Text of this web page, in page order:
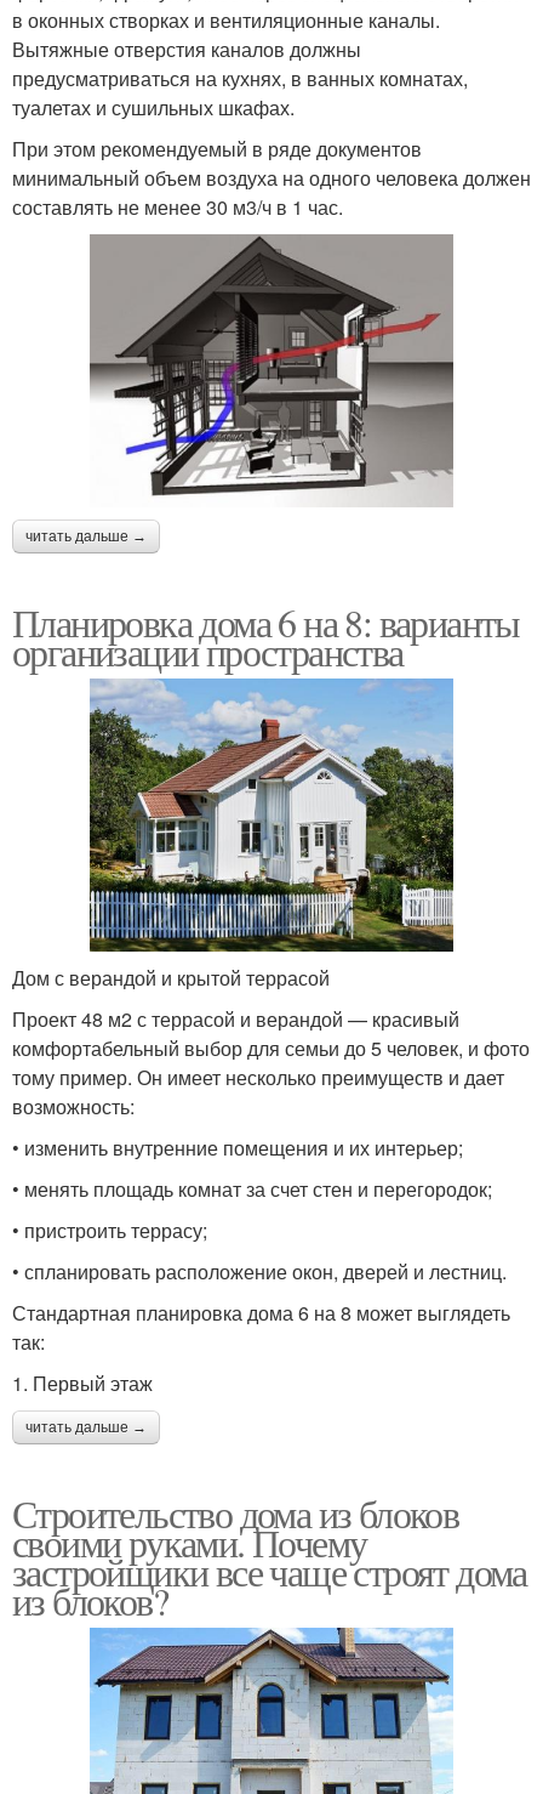
в оконных створках и вентиляционные каналы.
Вытяжные отверстия каналов должны
предусматриваться на кухнях, в ванных комнатах,
туалетах и сушильных шкафах.
При этом рекомендуемый в ряде документов
минимальный объем воздуха на одного человека должен
составлять не менее 30 м3/ч в 1 час.
читать дальше →
Планировка дома 6 на 8: варианты
организации пространства
Дом с верандой и крытой террасой
Проект 48 м2 с террасой и верандой — красивый
комфортабельный выбор для семьи до 5 человек, и фото
тому пример. Он имеет несколько преимуществ и дает
возможность:
• изменить внутренние помещения и их интерьер;
• менять площадь комнат за счет стен и перегородок;
• пристроить террасу;
• спланировать расположение окон, дверей и лестниц.
Стандартная планировка дома 6 на 8 может выглядеть
так:
1. Первый этаж
читать дальше →
Строительство дома из блоков
своими руками. Почему
застройщики все чаще строят дома
из блоков?